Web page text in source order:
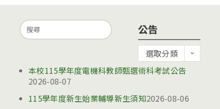
Search
for:
公告
告
選取分類
本校115學年度電機科教師甄選術科考試公告
2026-08-07
115學年度新生始業輔導新生須知2026-08-06